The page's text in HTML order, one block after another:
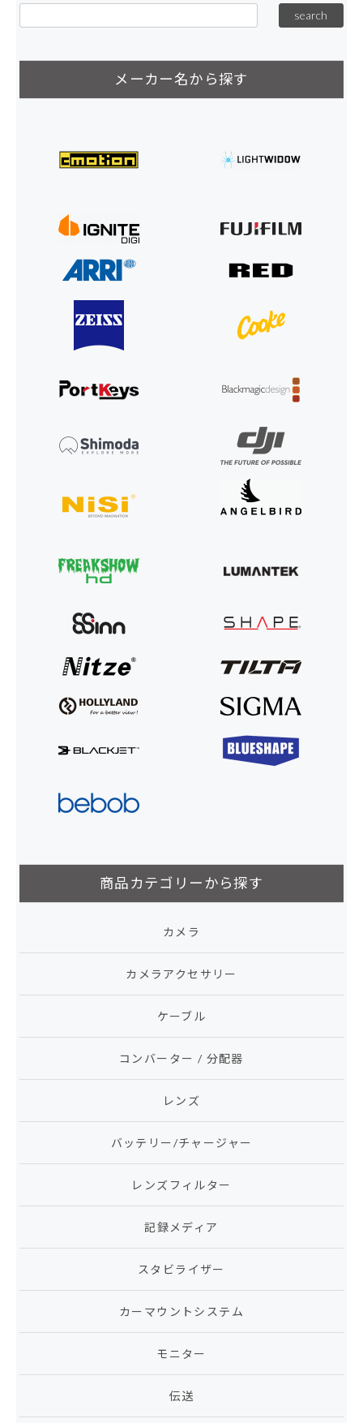
メーカー名から探す
商品カテゴリーから探す
カメラ
カメラアクセサリー
ケーブル
コンバーター / 分配器
レンズ
バッテリー/チャージャー
レンズフィルター
記録メディア
スタビライザー
カーマウントシステム
モニター
伝送